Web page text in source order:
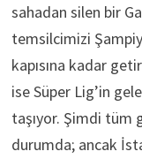
sahadan silen bir
temsilcimizi
kapısına kadar
ise Süper Lig’in
taşıyor. Şimdi tüm
durumda; ancak